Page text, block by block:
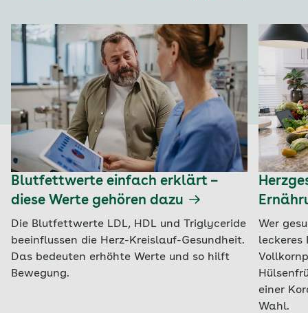
Blutfettwerte einfach erklärt –
diese Werte gehören dazu
Die Blutfettwerte LDL, HDL und Triglyceride
beeinflussen die Herz-Kreislauf-Gesundheit.
Das bedeuten erhöhte Werte und so hilft
Bewegung.
Wer
leckeres
einer
Wahl.